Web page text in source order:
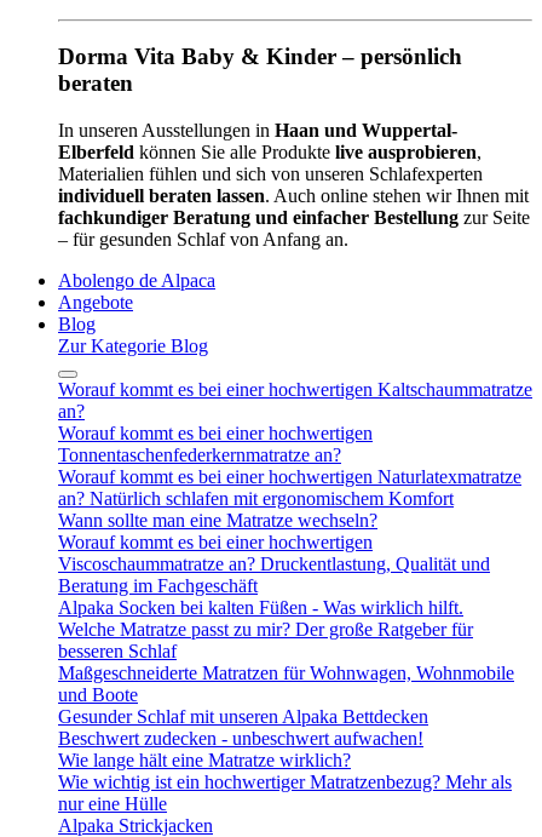
Dorma Vita Baby & Kinder – persönlich
beraten
In unseren Ausstellungen in Haan und Wuppertal-
Elberfeld können Sie alle Produkte live ausprobieren,
Materialien fühlen und sich von unseren Schlafexperten
individuell beraten lassen. Auch online stehen wir Ihnen mit
fachkundiger Beratung und einfacher Bestellung zur Seite
– für gesunden Schlaf von Anfang an.
Abolengo de Alpaca
Angebote
Blog
Zur Kategorie Blog
Worauf kommt es bei einer hochwertigen Kaltschaummatratze
an?
Worauf kommt es bei einer hochwertigen
Tonnentaschenfederkernmatratze an?
Worauf kommt es bei einer hochwertigen Naturlatexmatratze
an? Natürlich schlafen mit ergonomischem Komfort
Wann sollte man eine Matratze wechseln?
Worauf kommt es bei einer hochwertigen
Viscoschaummatratze an? Druckentlastung, Qualität und
Beratung im Fachgeschäft
Alpaka Socken bei kalten Füßen - Was wirklich hilft.
Welche Matratze passt zu mir? Der große Ratgeber für
besseren Schlaf
Maßgeschneiderte Matratzen für Wohnwagen, Wohnmobile
und Boote
Gesunder Schlaf mit unseren Alpaka Bettdecken
Beschwert zudecken - unbeschwert aufwachen!
Wie lange hält eine Matratze wirklich?
Wie wichtig ist ein hochwertiger Matratzenbezug? Mehr als
nur eine Hülle
Alpaka Strickjacken